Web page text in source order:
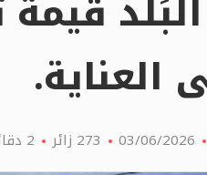
قيمة
العناية.
03/06/2026
273 زائر